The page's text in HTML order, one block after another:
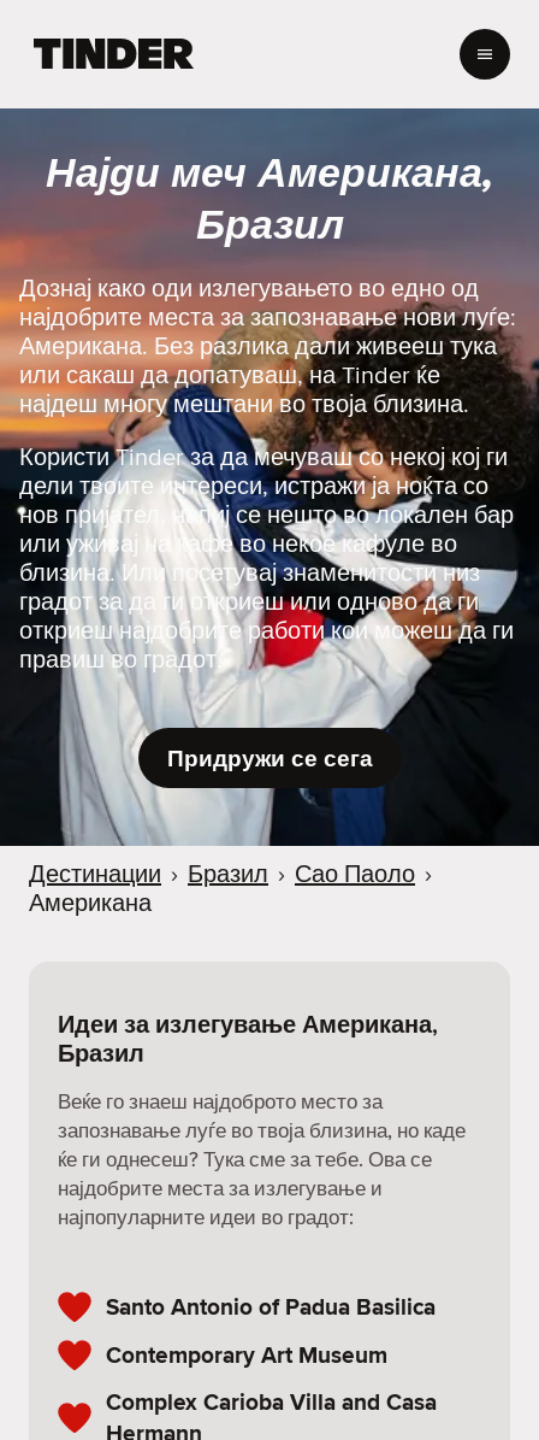
r
o
e
Најди меч Американа,
Бразил
Дознај како оди излегувањето во едно од
најдобрите места за запознавање нови луѓе:
Американа. Без разлика дали живееш тука
или сакаш да допатуваш, на Tinder ќе
најдеш многу мештани во твоја близина.
Користи Tinder за да мечуваш со некој кој ги
дели твоите интереси, истражи ја ноќта со
нов пријател, напиј се нешто во локален бар
или уживај на кафе во некое кафуле во
близина. Или посетувај знаменитости низ
градот за да ги откриеш или одново да ги
откриеш најдобрите работи кои можеш да ги
правиш во градот.
Придружи се сега
Дестинации › Бразил › Сао Паоло ›
Американа
Идеи за излегување Американа,
Бразил
Веќе го знаеш најдоброто место за
запознавање луѓе во твоја близина, но каде
ќе ги однесеш? Тука сме за тебе. Ова се
најдобрите места за излегување и
најпопуларните идеи во градот:
Santo Antonio of Padua Basilica
Contemporary Art Museum
Complex Carioba Villa and Casa
Hermann